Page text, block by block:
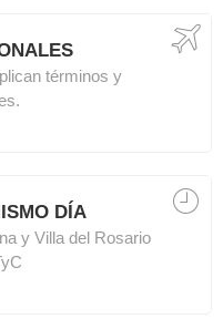
términos y
DÍA
y Villa del Rosario